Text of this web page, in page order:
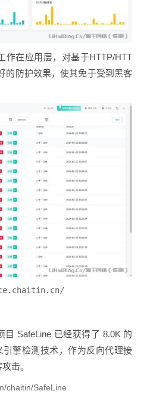
作在应用层，对基于HTTP/HTT
的防护效果，使其免于受到黑客
ce.chaitin.cn/
目 SafeLine 已经获得了 8.0K 的
擎检测技术，作为反向代理接
击。
chaitin/SafeLine